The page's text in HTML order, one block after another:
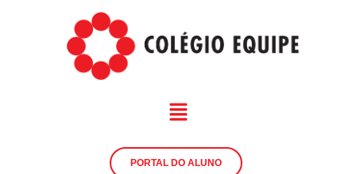
PORTAL DO ALUNO